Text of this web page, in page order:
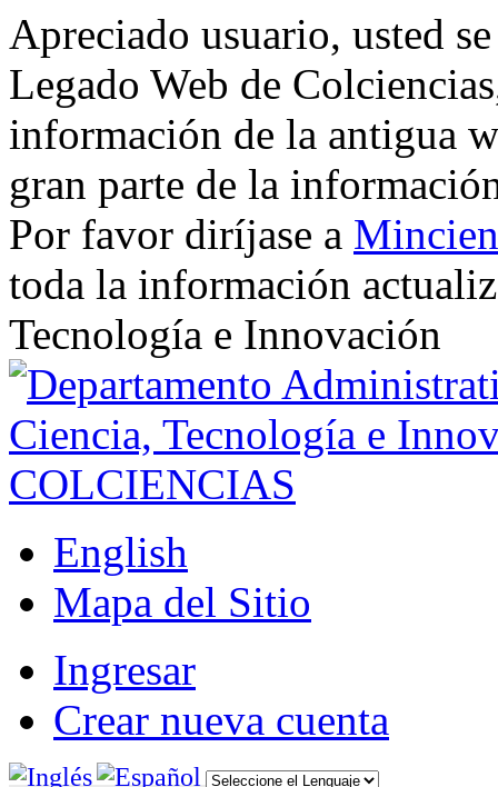
Apreciado usuario, usted
Legado Web de
información de la antigua
gran parte de la
Por favor diríjase a
toda la información
Tecnología e Innovación
English
Mapa del Sitio
Ingresar
Crear nueva cuenta